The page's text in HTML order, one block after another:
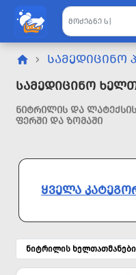
ᲡᲐᲛᲔᲓᲘᲪᲘᲜᲝ
Სამედიცინო
ᲜᲘᲢᲠᲘᲚᲘᲡ ᲓᲐ
ᲤᲔᲠᲨᲘ ᲓᲐ ᲖᲝᲛᲐᲨᲘ
ᲧᲕᲔᲚᲐ
ნიტრილის ხელთათმანები